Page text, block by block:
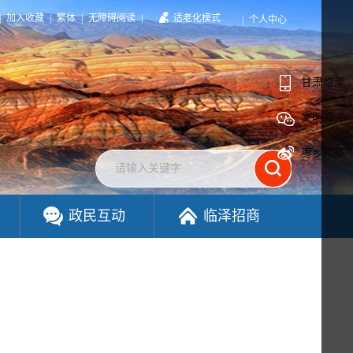
| 加入收藏 | 繁体 | 无障碍阅读 | 适老化模式 个人中心
政民互动 临泽招商
甘肃临泽
文明临泽
枣乡临泽